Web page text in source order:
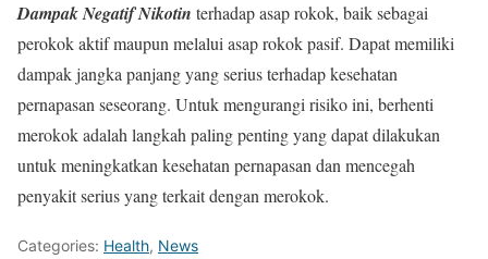
Dampak Negatif Nikotin terhadap asap rokok, baik sebagai
perokok aktif maupun melalui asap rokok pasif. Dapat memiliki
dampak jangka panjang yang serius terhadap kesehatan
pernapasan seseorang. Untuk mengurangi risiko ini, berhenti
merokok adalah langkah paling penting yang dapat dilakukan
untuk meningkatkan kesehatan pernapasan dan mencegah
penyakit serius yang terkait dengan merokok.
Categories: Health, News